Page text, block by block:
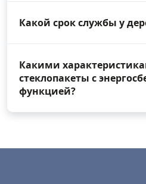
Какой срок службы у
Какими
стеклопакеты с
функцией?